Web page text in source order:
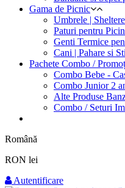
Gama de Picnic
Umbrele |
Paturi pentru
Genti Termice
Cani | Pahare si
Pachete Combo /
Combo Bebe -
Combo Junior 2
Alte Produse
Combo / Seturi
Română
RON lei
Autentificare